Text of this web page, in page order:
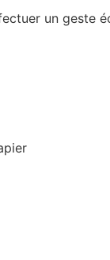
un geste